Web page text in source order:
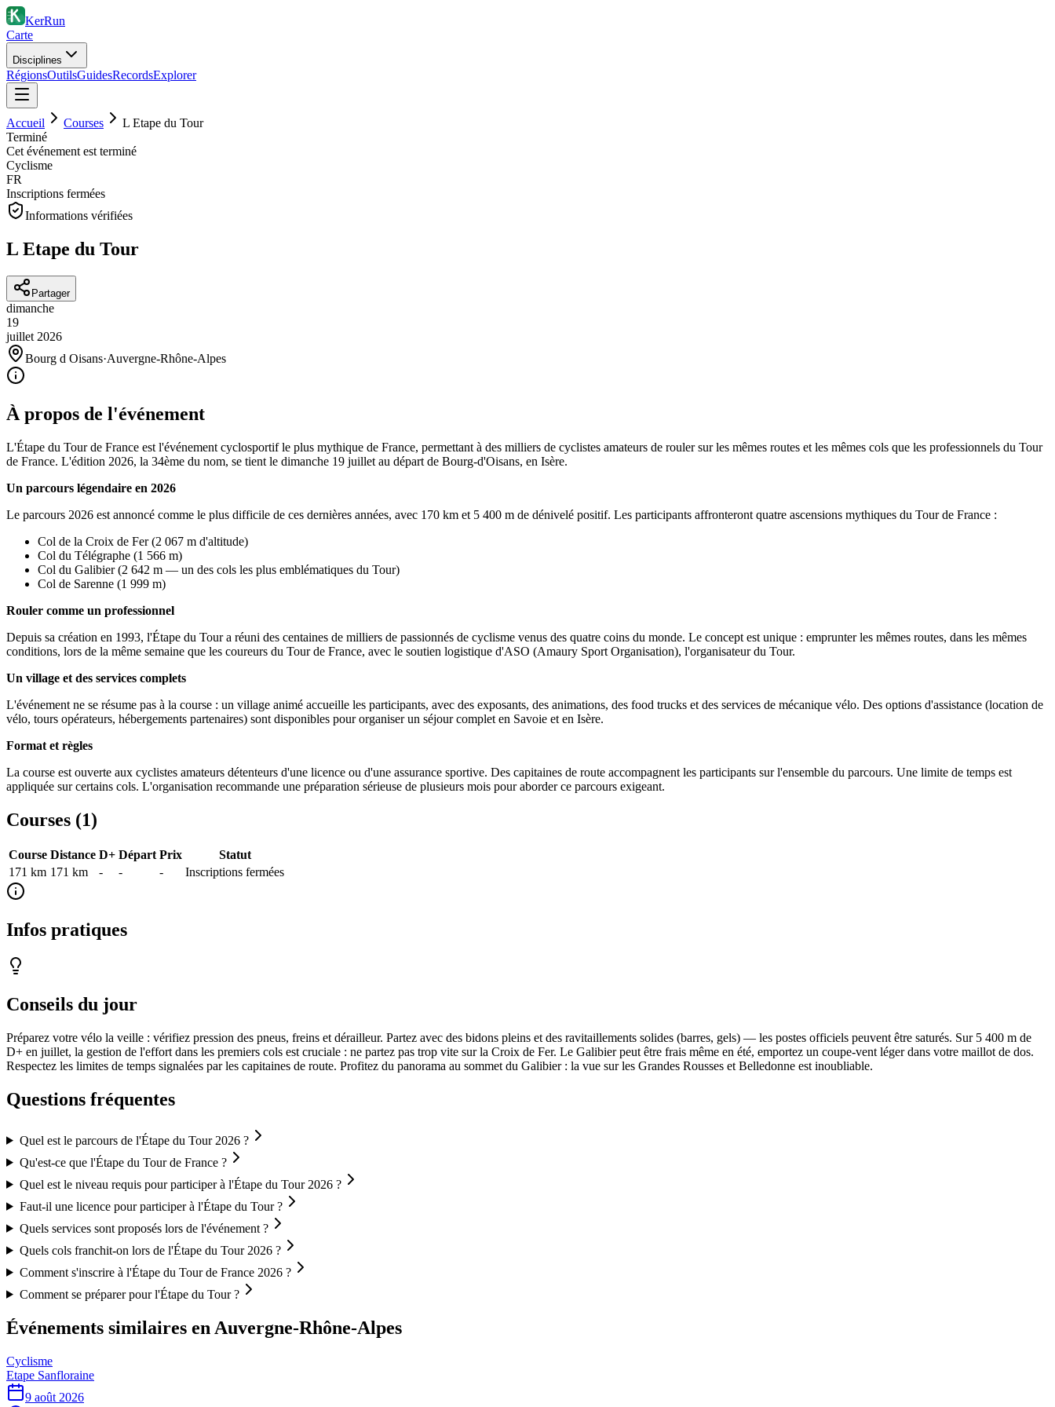
KerRun
Carte
Disciplines
RégionsOutilsGuidesRecordsExplorer
Accueil Courses
L Etape du Tour
Terminé
Cet événement est terminé
Cyclisme
FR
Inscriptions fermées
Informations vérifiées
L Etape du Tour
Partager
dimanche
19
juillet 2026
Bourg d Oisans·Auvergne-Rhône-Alpes
À propos de l'événement
L'Étape du Tour de France est l'événement cyclosportif le plus mythique de France, permettant à des milliers de cyclistes amateurs de rouler sur les mêmes routes et les mêmes cols que les professionnels du Tour
de France. L'édition 2026, la 34ème du nom, se tient le dimanche 19 juillet au départ de Bourg-d'Oisans, en Isère.
Un parcours légendaire en 2026
Le parcours 2026 est annoncé comme le plus difficile de ces dernières années, avec 170 km et 5 400 m de dénivelé positif. Les participants affronteront quatre ascensions mythiques du Tour de France :
Col de la Croix de Fer (2 067 m d'altitude)
Col du Télégraphe (1 566 m)
Col du Galibier (2 642 m — un des cols les plus emblématiques du Tour)
Col de Sarenne (1 999 m)
Rouler comme un professionnel
Depuis sa création en 1993, l'Étape du Tour a réuni des centaines de milliers de passionnés de cyclisme venus des quatre coins du monde. Le concept est unique : emprunter les mêmes routes, dans les mêmes
conditions, lors de la même semaine que les coureurs du Tour de France, avec le soutien logistique d'ASO (Amaury Sport Organisation), l'organisateur du Tour.
Un village et des services complets
L'événement ne se résume pas à la course : un village animé accueille les participants, avec des exposants, des animations, des food trucks et des services de mécanique vélo. Des options d'assistance (location de
vélo, tours opérateurs, hébergements partenaires) sont disponibles pour organiser un séjour complet en Savoie et en Isère.
Format et règles
La course est ouverte aux cyclistes amateurs détenteurs d'une licence ou d'une assurance sportive. Des capitaines de route accompagnent les participants sur l'ensemble du parcours. Une limite de temps est
appliquée sur certains cols. L'organisation recommande une préparation sérieuse de plusieurs mois pour aborder ce parcours exigeant.
Courses (1)
Course Distance D+ Départ Prix
Statut
171 km 171 km - - - Inscriptions fermées
Infos pratiques
Conseils du jour
Préparez votre vélo la veille : vérifiez pression des pneus, freins et dérailleur. Partez avec des bidons pleins et des ravitaillements solides (barres, gels) — les postes officiels peuvent être saturés. Sur 5 400 m de
D+ en juillet, la gestion de l'effort dans les premiers cols est cruciale : ne partez pas trop vite sur la Croix de Fer. Le Galibier peut être frais même en été, emportez un coupe-vent léger dans votre maillot de dos.
Respectez les limites de temps signalées par les capitaines de route. Profitez du panorama au sommet du Galibier : la vue sur les Grandes Rousses et Belledonne est inoubliable.
Questions fréquentes
Quel est le parcours de l'Étape du Tour 2026 ?
Qu'est-ce que l'Étape du Tour de France ?
Quel est le niveau requis pour participer à l'Étape du Tour 2026 ?
Faut-il une licence pour participer à l'Étape du Tour ?
Quels services sont proposés lors de l'événement ?
Quels cols franchit-on lors de l'Étape du Tour 2026 ?
Comment s'inscrire à l'Étape du Tour de France 2026 ?
Comment se préparer pour l'Étape du Tour ?
Événements similaires en Auvergne-Rhône-Alpes
Cyclisme
Etape Sanfloraine
9 août 2026